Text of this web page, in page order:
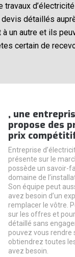
travaux
détaillés
à un autre et ils
certain de
, une
propose des
prix
Entreprise
présente sur le
possède un savoir-
domaine de
Son équipe peut
avez besoin d’un
remplacer le vôtre.
sur les offres et
détaillé sans
pouvez vous rendre
obtiendrez toutes
avez besoin.